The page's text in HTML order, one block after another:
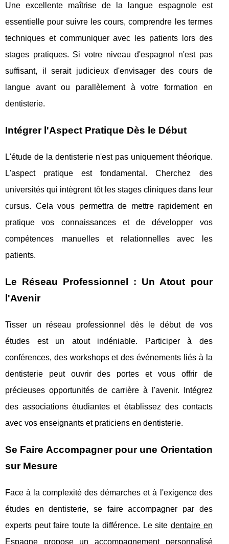
Une excellente maîtrise de la langue espagnole est
essentielle pour suivre les cours, comprendre les termes
techniques et communiquer avec les patients lors des
stages pratiques. Si votre niveau d'espagnol n'est pas
suffisant, il serait judicieux d'envisager des cours de
langue avant ou parallèlement à votre formation en
dentisterie.
Intégrer l'Aspect Pratique Dès le Début
L'étude de la dentisterie n'est pas uniquement théorique.
L'aspect pratique est fondamental. Cherchez des
universités qui intègrent tôt les stages cliniques dans leur
cursus. Cela vous permettra de mettre rapidement en
pratique vos connaissances et de développer vos
compétences manuelles et relationnelles avec les
patients.
Le Réseau Professionnel : Un Atout pour
l'Avenir
Tisser un réseau professionnel dès le début de vos
études est un atout indéniable. Participer à des
conférences, des workshops et des événements liés à la
dentisterie peut ouvrir des portes et vous offrir de
précieuses opportunités de carrière à l'avenir. Intégrez
des associations étudiantes et établissez des contacts
avec vos enseignants et praticiens en dentisterie.
Se Faire Accompagner pour une Orientation
sur Mesure
Face à la complexité des démarches et à l'exigence des
études en dentisterie, se faire accompagner par des
experts peut faire toute la différence. Le site dentaire en
Espagne propose un accompagnement personnalisé